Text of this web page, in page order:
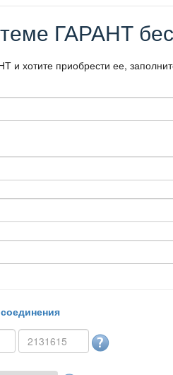
ГАРАНТ
и хотите приобрести ее,